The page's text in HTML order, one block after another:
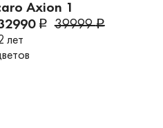
Axion 1
39999
лет